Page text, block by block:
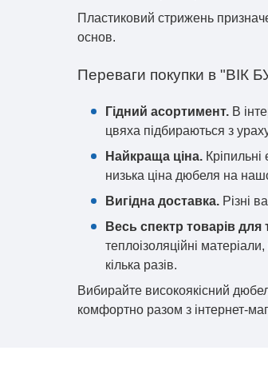
Пластиковий стрижень
основ.
Переваги покупки в "ВІК
Гідний асортимент. В
цвяха підбираються з
Найкраща ціна.
низька ціна дюбеля на
Вигідна доставка. Різні
Весь спектр товарів для
теплоізоляційні
кілька разів.
Вибирайте високоякісний
комфортно разом з інтернет-